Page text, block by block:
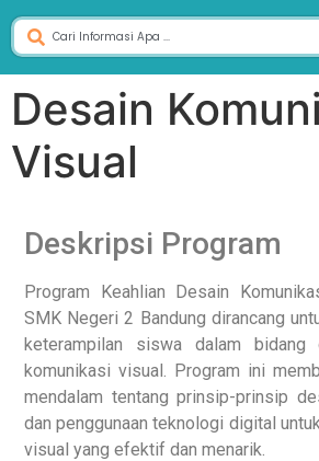
Desain
Visual
Deskripsi Program
Program Keahlian Desain
SMK Negeri 2 Bandung dirancang
keterampilan siswa dalam
komunikasi visual. Program ini
mendalam tentang prinsip-prinsip
dan penggunaan teknologi digital
visual yang efektif dan menarik.